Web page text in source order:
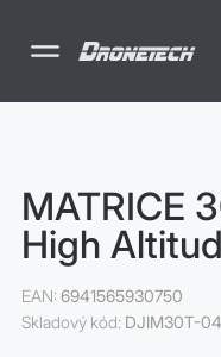
Drony
Příslušenství
Školení
Nabíjecí
SURVIVAL -
lékarničky
Elektrické
MATRICE
High
EAN: 6941565930750
Skladový kód: DJIM30T-04